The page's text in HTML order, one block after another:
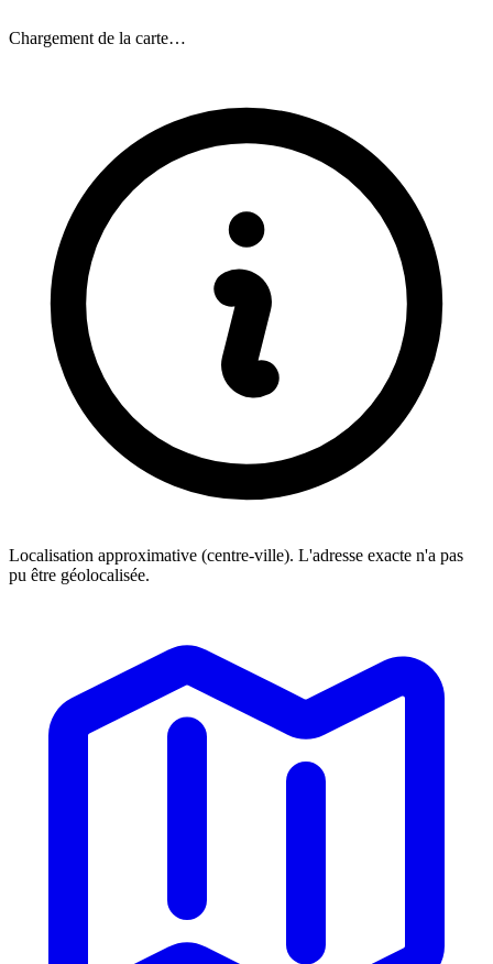
Chargement de la carte…
Localisation approximative (centre-ville). L'adresse exacte n'a pas
pu être géolocalisée.